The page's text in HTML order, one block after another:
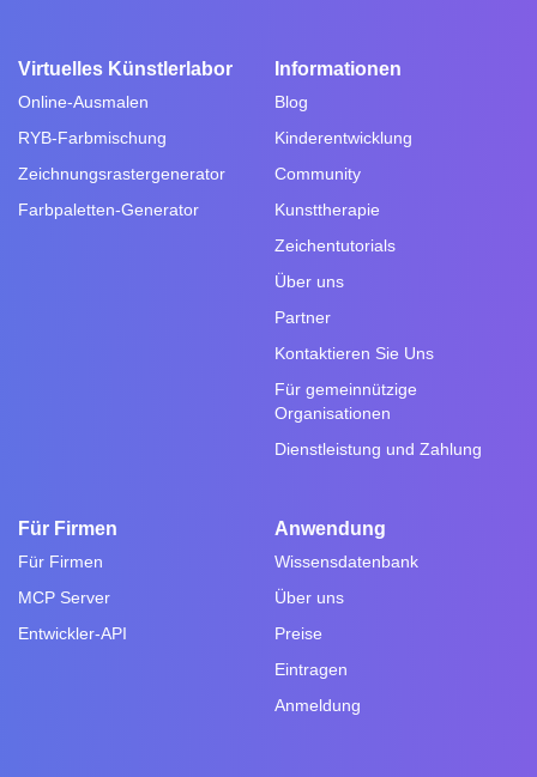
Virtuelles Künstlerlabor
Online-Ausmalen
RYB-Farbmischung
Zeichnungsrastergenerator
Farbpaletten-Generator
Informationen
Blog
Kinderentwicklung
Community
Kunsttherapie
Zeichentutorials
Über uns
Partner
Kontaktieren Sie Uns
Für gemeinnützige
Organisationen
Dienstleistung und Zahlung
Für Firmen
Für Firmen
MCP Server
Entwickler-API
Anwendung
Wissensdatenbank
Über uns
Preise
Eintragen
Anmeldung